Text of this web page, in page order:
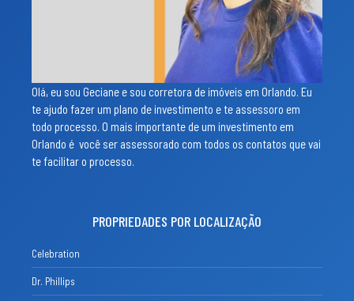
Olá, eu sou Geciane e sou corretora de imóveis em Orlando. Eu
te ajudo fazer um plano de investimento e te assessoro em
todo processo. O mais importante de um investimento em
Orlando é você ser assessorado com todos os contatos que vai
te facilitar o processo.
PROPRIEDADES POR LOCALIZAÇÃO
Celebration
Dr. Phillips